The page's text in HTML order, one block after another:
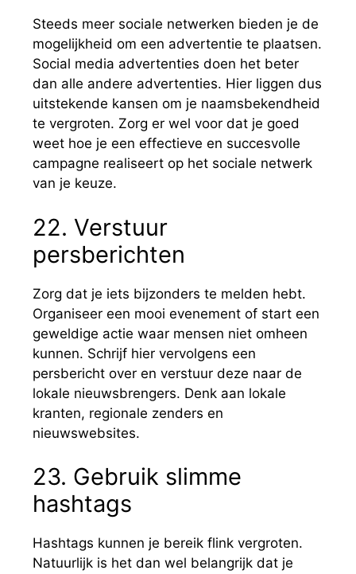
Steeds meer sociale netwerken bieden je de
mogelijkheid om een advertentie te plaatsen.
Social media advertenties doen het beter
dan alle andere advertenties. Hier liggen dus
uitstekende kansen om je naamsbekendheid
te vergroten. Zorg er wel voor dat je goed
weet hoe je een effectieve en succesvolle
campagne realiseert op het sociale netwerk
van je keuze.
22. Verstuur
persberichten
Zorg dat je iets bijzonders te melden hebt.
Organiseer een mooi evenement of start een
geweldige actie waar mensen niet omheen
kunnen. Schrijf hier vervolgens een
persbericht over en verstuur deze naar de
lokale nieuwsbrengers. Denk aan lokale
kranten, regionale zenders en
nieuwswebsites.
23. Gebruik slimme
hashtags
Hashtags kunnen je bereik flink vergroten.
Natuurlijk is het dan wel belangrijk dat je